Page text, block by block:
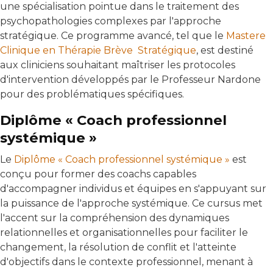
une spécialisation pointue dans le traitement des
psychopathologies complexes par l'approche
stratégique. Ce programme avancé, tel que le Mastere
Clinique en Thérapie Brève Stratégique, est destiné
aux cliniciens souhaitant maîtriser les protocoles
d'intervention développés par le Professeur Nardone
pour des problématiques spécifiques.
Diplôme « Coach professionnel
systémique »
Le Diplôme « Coach professionnel systémique » est
conçu pour former des coachs capables
d'accompagner individus et équipes en s'appuyant sur
la puissance de l'approche systémique. Ce cursus met
l'accent sur la compréhension des dynamiques
relationnelles et organisationnelles pour faciliter le
changement, la résolution de conflit et l'atteinte
d'objectifs dans le contexte professionnel, menant à